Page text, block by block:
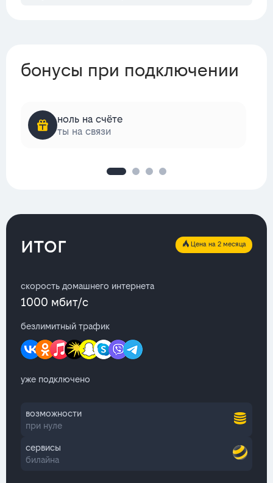
бонусы при подключении
ноль на счёте
ты на связи
итог Цена на 2 месяца
скорость домашнего интернета
1000 мбит/с
безлимитный трафик
уже подключено
возможности
при нуле
сервисы
билайна